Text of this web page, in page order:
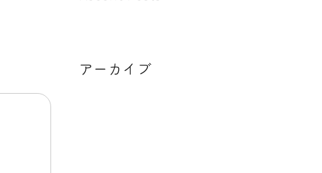
アーカイブ